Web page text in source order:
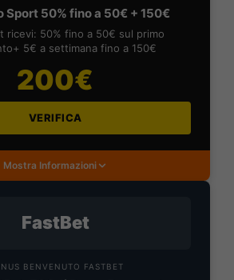
Sport 50% fino a 50€ + 150€
ricevi: 50% fino a 50€ sul primo
5€ a settimana fino a 150€
200€
VERIFICA
Mostra Informazioni
FastBet
BENVENUTO FASTBET